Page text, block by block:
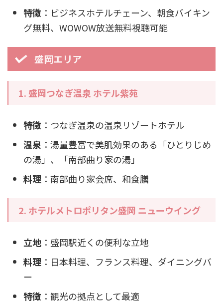
特徴 ：ビジネスホテルチェーン、朝食バイキン
グ無料、WOWOW放送無料視聴可能
盛岡エリア
1. 盛岡つなぎ温泉 ホテル紫苑
特徴 ：つなぎ温泉の温泉リゾートホテル
温泉 ：湯量豊富で美肌効果のある「ひとりじめ
の湯」、「南部曲り家の湯」
料理 ：南部曲り家会席、和食膳
2. ホテルメトロポリタン盛岡 ニューウイング
立地 ：盛岡駅近くの便利な立地
料理 ：日本料理、フランス料理、ダイニングバ
ー
特徴 ：観光の拠点として最適